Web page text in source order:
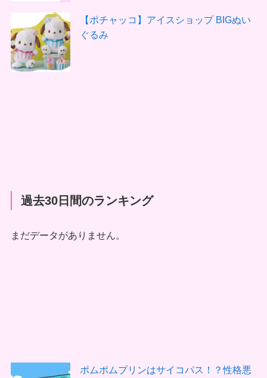
【ポチャッコ】アイスショップ BIGぬい
ぐるみ
過去30日間のランキング
まだデータがありません。
ポムポムプリンはサイコパス！？性格悪